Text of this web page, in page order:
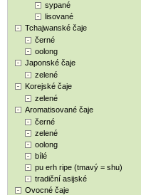
sypané
lisované
Tchajwanské čaje
černé
oolong
Japonské čaje
zelené
Korejské čaje
zelené
Aromatisované čaje
černé
zelené
oolong
bílé
pu erh ripe (tmavý = shu)
tradiční asijské
Ovocné čaje